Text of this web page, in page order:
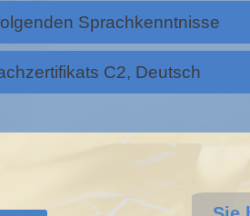
Sprachkenntnisse
C2, Deutsch